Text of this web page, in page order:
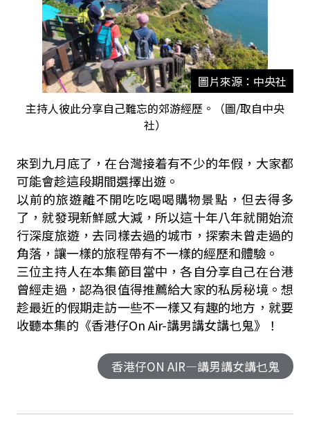
圖片來源：中央社
主持人彼此分享自己難忘的郊游經歷。（圖/取自中央
社）
來到九月底了，在台灣接着有不少的年假，大家都
可能會趁這段期間選擇出遊。
以前的旅遊離不開吃吃喝喝購物景點，但去得多
了，就發現新鮮感大減，所以這十年八年就開始流
行深度旅遊，去同樣去過的城市，探索未曾走過的
角落，讓一樣的旅程帶有不一樣的經歷和體驗。
三位主持人在本集節目當中，各自分享自己在台港
曾經走過，認為很值得推薦給大家的私房秘境。想
趁最近的假期走訪一些不一樣又有趣的地方，就要
收聽本集的《香港仔On Air-講男講女講乜鬼》！
香港仔ON AIR—講男講女講乜鬼